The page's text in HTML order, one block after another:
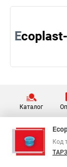
Каталог
Код